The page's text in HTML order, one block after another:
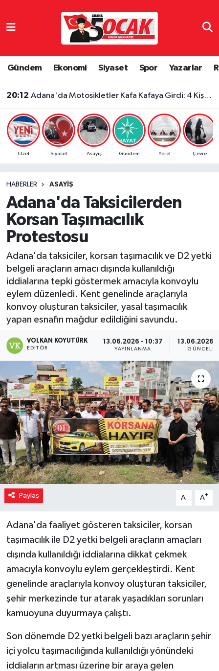
Gündem Ekonomi Siyaset Spor Yazarlar
20:12 Adana'da Motosikletler Kafa Kafaya Girdi: 4 Kişi Yaralandı
Özel Siyaset Asayiş Gündem Yerel Çevre
HABERLER ASAYIŞ
Adana'da Taksicilerden
Korsan Taşımacılık
Protestosu
Adana'da taksiciler, korsan taşımacılık ve D2 yetki
belgeli araçların amacı dışında kullanıldığı
iddialarına tepki göstermek amacıyla konvoylu
eylem düzenledi. Kent genelinde araçlarıyla
konvoy oluşturan taksiciler, yasal taşımacılık
yapan esnafın mağdur edildiğini savundu.
VOLKAN KOYUTÜRK
EDITÖR
13.06.2026 - 10:37
YAYINLANMA
13.06.2026
Paylaş A- A+
Adana'da faaliyet gösteren taksiciler, korsan
taşımacılık ile D2 yetki belgeli araçların amaçları
dışında kullanıldığı iddialarına dikkat çekmek
amacıyla konvoylu eylem gerçekleştirdi. Kent
genelinde araçlarıyla konvoy oluşturan taksiciler,
şehir merkezinde tur atarak yaşadıkları sorunları
kamuoyuna duyurmaya çalıştı.
Son dönemde D2 yetki belgeli bazı araçların şehir
içi yolcu taşımacılığında kullanıldığı yönündeki
iddiaların artması üzerine bir araya gelen
Dünya
Eğitim
Gündem
Haber Reklam
Magazin
Özel
Resmi İlanlar
Sağlık
Siyaset
Spor
Yaşam
Yerel Yönetimler
Yurttan
Adana Nöbetçi Eczaneler
Adana Trafik Yoğunluk Haritası
Süper Lig Puan Durumu ve Fikstür
Son Dakika Haberleri
Haber Arşivi